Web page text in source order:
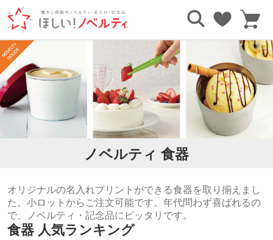
TOP
ノベルティ 食器
オリジナルの名入れプリントができる食器を取り揃えまし
た。小ロットからご注文可能です。年代問わず喜ばれるの
で、ノベルティ・記念品にピッタリです。
食器 人気ランキング